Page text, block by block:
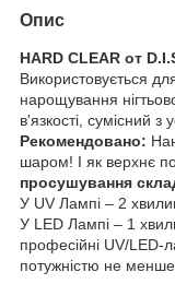
Опис
HARD CLEAR от
Використовується
нарощування
в'язкості, сумісний
Рекомендовано:
шаром! І як верхнє
просушування
У UV Лампі – 2
У LED Лампі – 1
професійні UV/LED-
потужністю не